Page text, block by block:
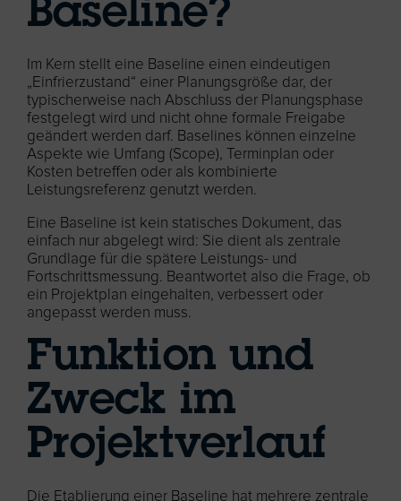
Baseline?
Im Kern stellt eine Baseline einen eindeutigen
„Einfrierzustand“ einer Planungsgröße dar, der
typischerweise nach Abschluss der Planungsphase
festgelegt wird und nicht ohne formale Freigabe
geändert werden darf. Baselines können einzelne
Aspekte wie Umfang (Scope), Terminplan oder
Kosten betreffen oder als kombinierte
Leistungsreferenz genutzt werden.
Eine Baseline ist kein statisches Dokument, das
einfach nur abgelegt wird: Sie dient als zentrale
Grundlage für die spätere Leistungs- und
Fortschrittsmessung. Beantwortet also die Frage, ob
ein Projektplan eingehalten, verbessert oder
angepasst werden muss.
Funktion und
Zweck im
Projektverlauf
Die Etablierung einer Baseline hat mehrere zentrale